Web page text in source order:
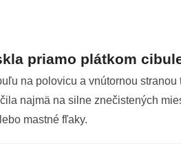
priamo plátkom
na polovicu a vnútornou
najmä na silne znečistených
mastné fľaky.